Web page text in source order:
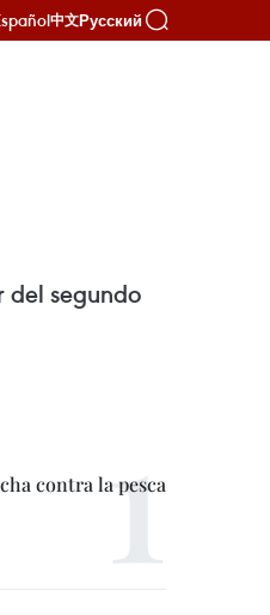
中文Русский
del segundo
contra la pesca